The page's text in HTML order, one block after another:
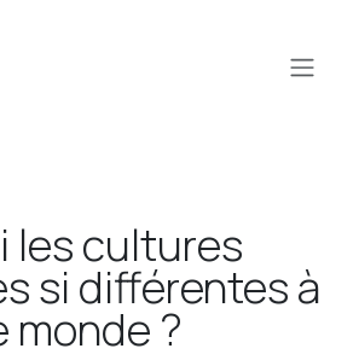
les cultures
si différentes à
monde ?